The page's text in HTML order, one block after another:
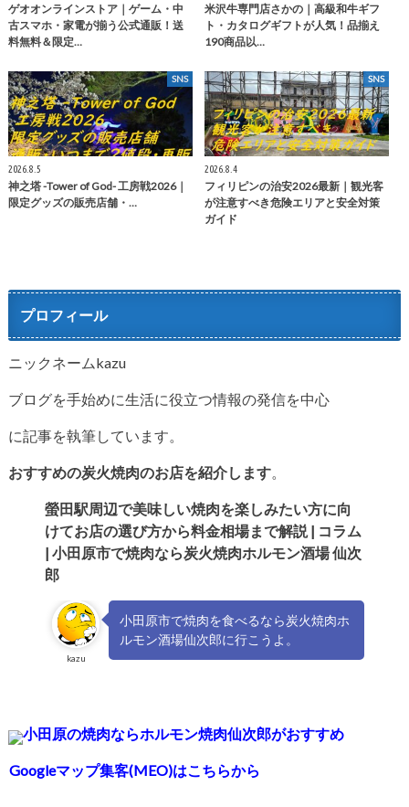
ゲオオンラインストア｜ゲーム・中
古スマホ・家電が揃う公式通販！送
料無料＆限定…
米沢牛専門店さかの｜高級和牛ギフ
ト・カタログギフトが人気！品揃え
190商品以…
SNS
2026.8.5
神之塔 -Tower of God- 工房戦2026｜
限定グッズの販売店舗・…
SNS
2026.8.4
フィリピンの治安2026最新｜観光客
が注意すべき危険エリアと安全対策
ガイド
プロフィール
ニックネームkazu
ブログを手始めに生活に役立つ情報の発信を中心
に記事を執筆しています。
おすすめの炭火焼肉のお店を紹介します。
螢田駅周辺で美味しい焼肉を楽しみたい方に向
けてお店の選び方から料金相場まで解説 | コラム
| 小田原市で焼肉なら炭火焼肉ホルモン酒場 仙次
郎
kazu
小田原市で焼肉を食べるなら炭火焼肉ホ
ルモン酒場仙次郎に行こうよ。
小田原の焼肉ならホルモン焼肉仙次郎がおすすめ
Googleマップ集客(MEO)はこちらから